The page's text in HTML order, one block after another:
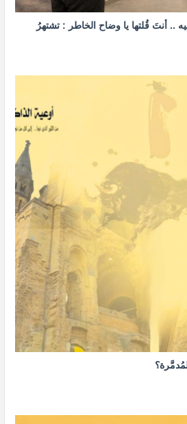
.. أنتَ قُلتها يا وضاح الخاطر : تشتهرُ